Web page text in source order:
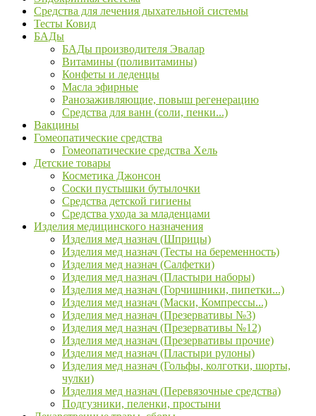
Средства для лечения дыхательной системы
Тесты Ковид
БАДы
БАДы производителя Эвалар
Витамины (поливитамины)
Конфеты и леденцы
Масла эфирные
Ранозаживляющие, повыш регенерацию
Средства для ванн (соли, пенки...)
Вакцины
Гомеопатические средства
Гомеопатические средства Хель
Детские товары
Косметика Джонсон
Соски пустышки бутылочки
Средства детской гигиены
Средства ухода за младенцами
Изделия медицинского назначения
Изделия мед назнач (Шприцы)
Изделия мед назнач (Тесты на беременность)
Изделия мед назнач (Салфетки)
Изделия мед назнач (Пластыри наборы)
Изделия мед назнач (Горчишники, пипетки...)
Изделия мед назнач (Маски, Компрессы...)
Изделия мед назнач (Презервативы №3)
Изделия мед назнач (Презервативы №12)
Изделия мед назнач (Презервативы прочие)
Изделия мед назнач (Пластыри рулоны)
Изделия мед назнач (Гольфы, колготки, шорты,
чулки)
Изделия мед назнач (Перевязочные средства)
Подгузники, пеленки, простыни